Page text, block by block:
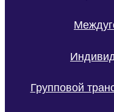
Групповой